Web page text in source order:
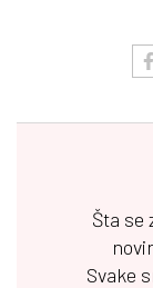
Šta se
Svake